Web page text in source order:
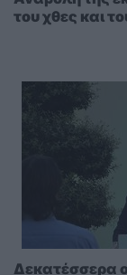
του χθες και
Δεκατέσσερα